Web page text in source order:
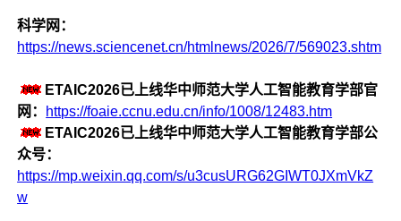
科学网：
https://news.sciencenet.cn/htmlnews/2026/7/569023.shtm
ETAIC2026已上线华中师范大学人工智能教育学部官
网：
https://foaie.ccnu.edu.cn/info/1008/12483.htm
ETAIC2026已上线华中师范大学人工智能教育学部公
众号：
https://mp.weixin.qq.com/s/u3cusURG62GIWT0JXmVkZ
w